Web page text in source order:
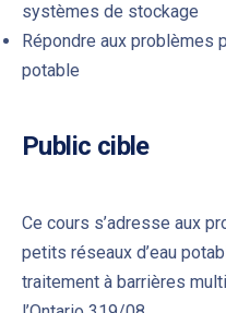
systèmes de stockage
Répondre aux problèmes
potable
Public cible
Ce cours s’adresse aux
petits réseaux d’eau
traitement à barrières